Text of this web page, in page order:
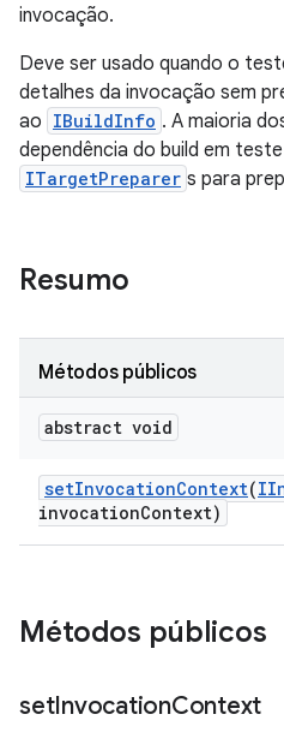
invocação.
Deve ser usado quando o
detalhes da invocação sem
ao IBuildInfo . A maioria
dependência do build em
ITargetPreparer s para
Resumo
Métodos públicos
abstract void
setInvocationContext(
invocationContext)
Métodos públicos
setInvocationContext